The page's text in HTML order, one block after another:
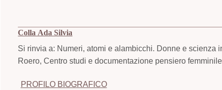
Colla Ada Silvia
Si rinvia a: Numeri, atomi e alambicchi. Donne e scienza
Roero, Centro studi e documentazione pensiero
PROFILO BIOGRAFICO